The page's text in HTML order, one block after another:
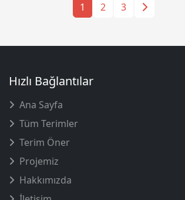
1 2 3
Hızlı Bağlantılar
Ana Sayfa
Tüm Terimler
Terim Öner
Projemiz
Hakkımızda